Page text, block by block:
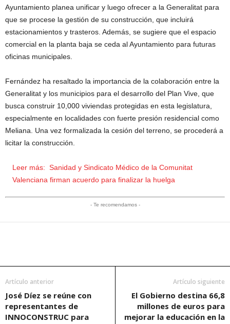
Ayuntamiento planea unificar y luego ofrecer a la Generalitat para
que se procese la gestión de su construcción, que incluirá
estacionamientos y trasteros. Además, se sugiere que el espacio
comercial en la planta baja se ceda al Ayuntamiento para futuras
oficinas municipales.
Fernández ha resaltado la importancia de la colaboración entre la
Generalitat y los municipios para el desarrollo del Plan Vive, que
busca construir 10,000 viviendas protegidas en esta legislatura,
especialmente en localidades con fuerte presión residencial como
Meliana. Una vez formalizada la cesión del terreno, se procederá a
licitar la construcción.
Leer más: Sanidad y Sindicato Médico de la Comunitat
Valenciana firman acuerdo para finalizar la huelga
- Te recomendamos -
Artículo anterior
José Díez se reúne con
representantes de
INNOCONSTRUC para
Artículo siguiente
El Gobierno destina 66,8
millones de euros para
mejorar la educación en la